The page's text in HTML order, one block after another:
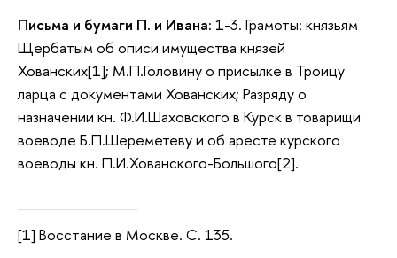
Письма и бумаги П. и Ивана: 1-3. Грамоты: князьям
Щербатым об описи имущества князей
Хованских[1]; М.П.Головину о присылке в Троицу
ларца с документами Хованских; Разряду о
назначении кн. Ф.И.Шаховского в Курск в товарищи
воеводе Б.П.Шереметеву и об аресте курского
воеводы кн. П.И.Хованского-Большого[2].
[1] Восстание в Москве. С. 135.